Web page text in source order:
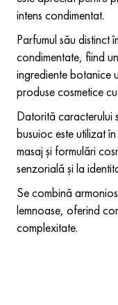
intens condimentat.
Parfumul său distinct
condimentate, fiind
ingrediente botanice
produse cosmetice
Datorită caracterului
busuioc este utilizat
masaj și formulări
senzorială și la
Se combină
lemnoase, oferind
complexitate.